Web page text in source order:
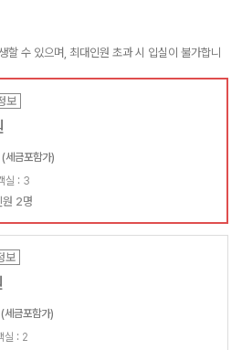
할 수 있으며, 최대인원 초과 시 입실이 불가합니
보
(세금포함가)
실 : 3
2명
보
(세금포함가)
실 : 2